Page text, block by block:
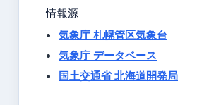
情報源
気象庁 札幌管区気象台
気象庁 データベース
国土交通省 北海道開発局